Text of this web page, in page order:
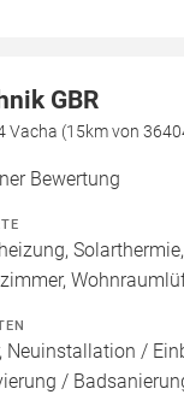
GBR
Vacha (15km von
Bewertung
Neuinstallation /
/